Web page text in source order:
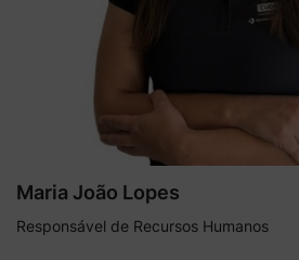
Maria João Lopes
Responsável de Recursos Humanos